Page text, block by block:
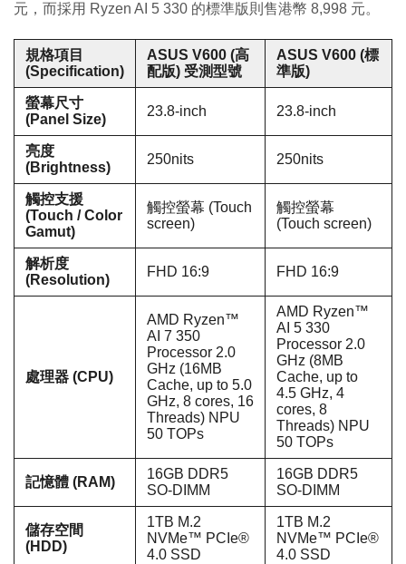
元，而採用 Ryzen AI 5 330 的標準版則售港幣 8,998 元。
規格項目
(Specification)
ASUS V600 (高
配版) 受測型號
ASUS V600 (標
準版)
螢幕尺寸
(Panel Size)
23.8-inch 23.8-inch
亮度
(Brightness)
250nits 250nits
觸控支援
(Touch / Color
Gamut)
觸控螢幕 (Touch
screen)
觸控螢幕
(Touch screen)
解析度
(Resolution)
FHD 16:9 FHD 16:9
處理器 (CPU)
AMD Ryzen™
AI 7 350
Processor 2.0
GHz (16MB
Cache, up to 5.0
GHz, 8 cores, 16
Threads) NPU
50 TOPs
AMD Ryzen™
AI 5 330
Processor 2.0
GHz (8MB
Cache, up to
4.5 GHz, 4
cores, 8
Threads) NPU
50 TOPs
記憶體 (RAM)
16GB DDR5
SO-DIMM
16GB DDR5
SO-DIMM
儲存空間
(HDD)
1TB M.2
NVMe™ PCIe®
4.0 SSD
1TB M.2
NVMe™ PCIe®
4.0 SSD